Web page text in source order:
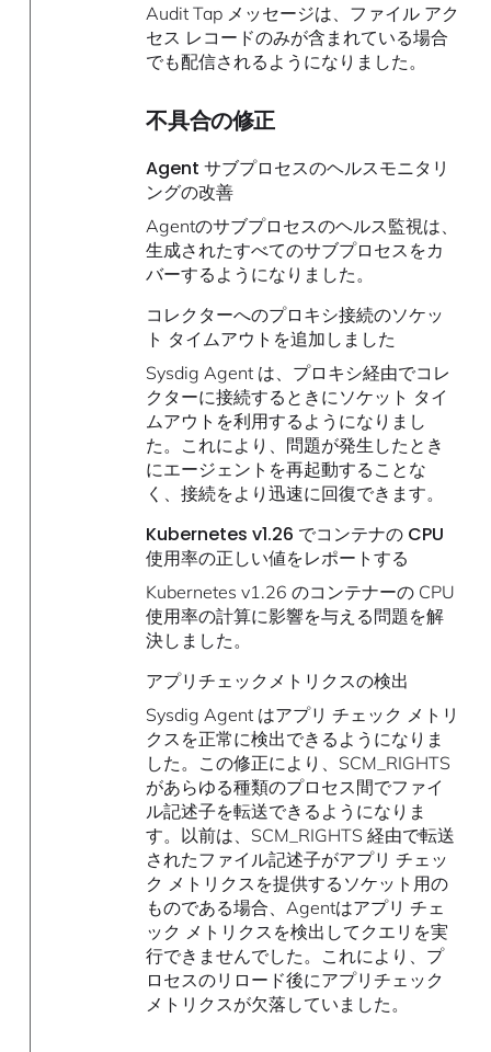
Audit Tap メッセージは、ファイル アク
セス レコードのみが含まれている場合
でも配信されるようになりました。
不具合の修正
Agent サブプロセスのヘルスモニタリ
ングの改善
Agentのサブプロセスのヘルス監視は、
生成されたすべてのサブプロセスをカ
バーするようになりました。
コレクターへのプロキシ接続のソケッ
ト タイムアウトを追加しました
Sysdig Agent は、プロキシ経由でコレ
クターに接続するときにソケット タイ
ムアウトを利用するようになりまし
た。これにより、問題が発生したとき
にエージェントを再起動することな
く、接続をより迅速に回復できます。
Kubernetes v1.26 でコンテナの CPU
使用率の正しい値をレポートする
Kubernetes v1.26 のコンテナーの CPU
使用率の計算に影響を与える問題を解
決しました。
アプリチェックメトリクスの検出
Sysdig Agent はアプリ チェック メトリ
クスを正常に検出できるようになりま
した。この修正により、SCM_RIGHTS
があらゆる種類のプロセス間でファイ
ル記述子を転送できるようになりま
す。以前は、SCM_RIGHTS 経由で転送
されたファイル記述子がアプリ チェッ
ク メトリクスを提供するソケット用の
ものである場合、Agentはアプリ チェ
ック メトリクスを検出してクエリを実
行できませんでした。これにより、プ
ロセスのリロード後にアプリチェック
メトリクスが欠落していました。